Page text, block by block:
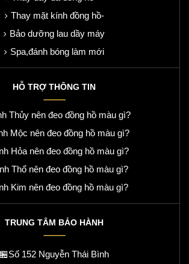
Thay mặt kính đồng hồ-
Bảo dưỡng lau dầy máy
Spa,đánh bóng làm mới
HỖ TRỢ THÔNG TIN
Thủy nên đeo đồng hồ màu gì?
Mộc nên đeo đồng hồ màu gì?
Hỏa nên đeo đồng hồ màu gì?
Thổ nên đeo đồng hồ màu gì?
Kim nên đeo đồng hồ màu gì?
TRUNG TÂM BẢO HÀNH
🏪Số 152 Nguyễn Thái Bình